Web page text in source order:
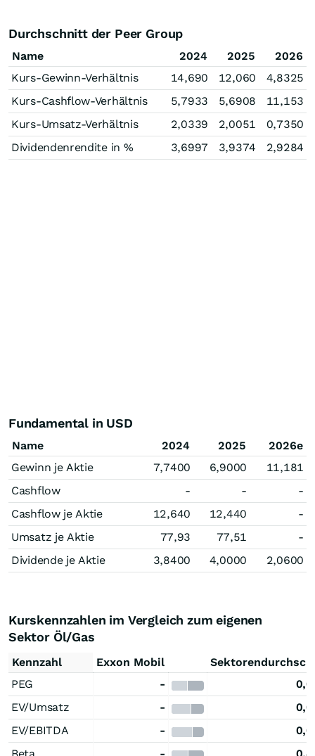
Durchschnitt der Peer Group
Name 2024 2025
2026
Kurs-Gewinn-Verhältnis
14,690 12,060
4,8325
Kurs-Cashflow-Verhältnis
5,7933 5,6908
11,153
Kurs-Umsatz-Verhältnis
2,0339 2,0051
0,7350
Dividendenrendite in %
3,6997 3,9374 2,9284
Fundamental in USD
Name 2024 2025
2026e
Gewinn je Aktie
7,7400 6,9000
11,181
Cashflow
- -
-
Cashflow je Aktie
12,640 12,440
-
Umsatz je Aktie
77,93 77,51
-
Dividende je Aktie
3,8400 4,0000 2,0600
Kurskennzahlen im Vergleich zum eigenen
Sektor Öl/Gas
Kennzahl Exxon Mobil
PEG
-
EV/Umsatz
-
EV/EBITDA
-